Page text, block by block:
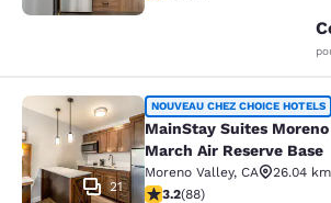
MainStay Suites
21
NOUVEAU CHEZ CHOICE HOTELS
MainStay Suites
March Air Reserve Base
Moreno Valley, CA
26.04 km
3.16 étoiles. Bien. 88
3.2(88)